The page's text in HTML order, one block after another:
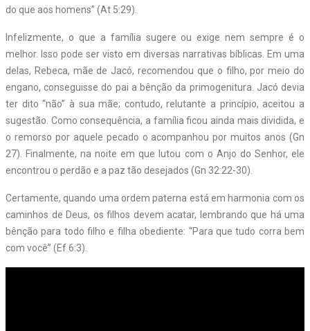
do que aos homens” (At 5:29).
Infelizmente, o que a família sugere ou exige nem sempre é o
melhor. Isso pode ser visto em diversas narrativas bíblicas. Em uma
delas, Rebeca, mãe de Jacó, recomendou que o filho, por meio do
engano, conseguisse do pai a bênção da primogenitura. Jacó devia
ter dito “não” à sua mãe; contudo, relutante a princípio, aceitou a
sugestão. Como consequência, a família ficou ainda mais dividida, e
o remorso por aquele pecado o acompanhou por muitos anos (Gn
27). Finalmente, na noite em que lutou com o Anjo do Senhor, ele
encontrou o perdão e a paz tão desejados (Gn 32:22-30).
Certamente, quando uma ordem paterna está em harmonia com os
caminhos de Deus, os filhos devem acatar, lembrando que há uma
bênção para todo filho e filha obediente: “Para que tudo corra bem
com você” (Ef 6:3).